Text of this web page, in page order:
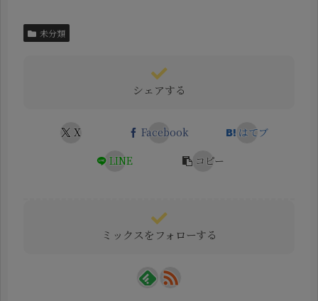
未分類
シェアする
X Facebook
はてブ
LINE
コピー
ミックスをフォローする